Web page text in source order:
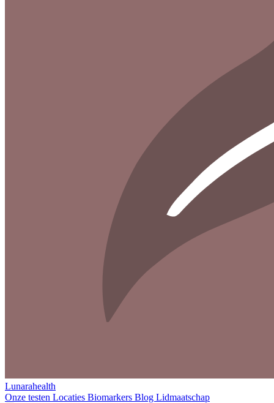
Lunarahealth
Onze testen Locaties Biomarkers Blog Lidmaatschap